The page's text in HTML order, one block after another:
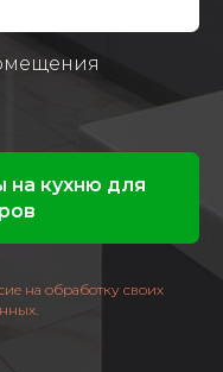
на кухню для
на обработку своих